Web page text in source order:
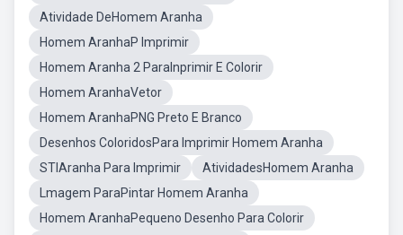
Atividade DeHomem Aranha
Homem AranhaP Imprimir
Homem Aranha 2 ParaInprimir E Colorir
Homem AranhaVetor
Homem AranhaPNG Preto E Branco
Desenhos ColoridosPara Imprimir Homem Aranha
STIAranha Para Imprimir
AtividadesHomem Aranha
Lmagem ParaPintar Homem Aranha
Homem AranhaPequeno Desenho Para Colorir